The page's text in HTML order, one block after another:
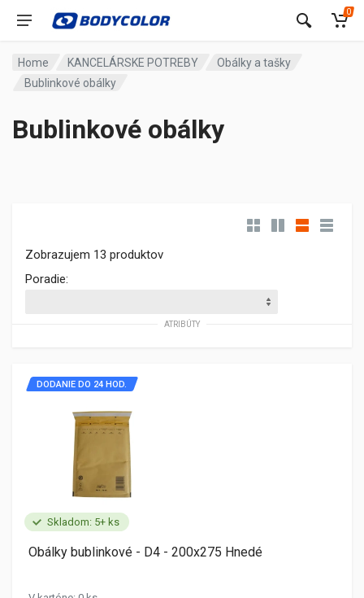
0
Home KANCELÁRSKE POTREBY
Obálky a tašky
Bublinkové obálky
Bublinkové obálky
Zobrazujem 13 produktov
Poradie:
ATRIBÚTY
Skladom: 5+ ks
DODANIE DO 24 HOD.
Obálky bublinkové - D4 - 200x275 Hnedé